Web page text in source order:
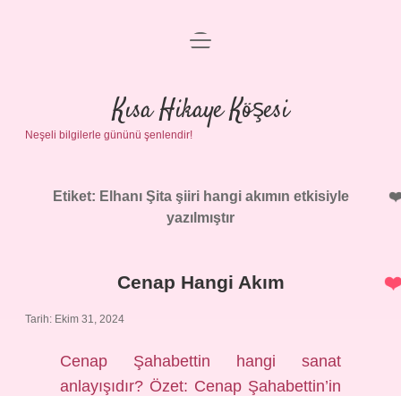
Anasayfa
Gizlilik Politikası
Yasal Uyarı
menüyü
Kısa Hikaye Köşesi
Neşeli bilgilerle gününü şenlendir!
Etiket: Elhanı Şita şiiri hangi akımın etkisiyle
yazılmıştır
Cenap Hangi Akım
Tarih: Ekim 31, 2024
Cenap Şahabettin hangi sanat
anlayışıdır? Özet: Cenap Şahabettin’in